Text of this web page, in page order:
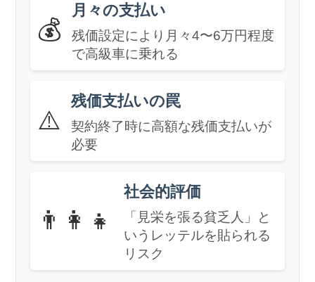
💰
月々の支払い
残価設定により月々4〜6万円程度
で高級車に乗れる
⚠️
残価支払いの罠
契約終了時に高額な残価支払いが
必要
👨‍👩‍👧
社会的評価
「見栄を張る貧乏人」と
いうレッテルを貼られる
リスク